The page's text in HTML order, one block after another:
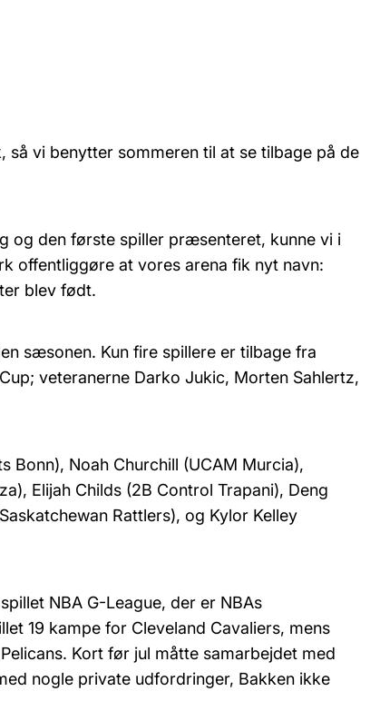
vi benytter sommeren til at se tilbage på de
og den første spiller præsenteret, kunne vi i
offentliggøre at vores arena fik nyt navn:
blev født.
sæsonen. Kun fire spillere er tilbage fra
veteranerne Darko Jukic, Morten Sahlertz,
Bonn), Noah Churchill (UCAM Murcia),
Elijah Childs (2B Control Trapani), Deng
Rattlers), og Kylor Kelley
NBA G-League, der er NBAs
19 kampe for Cleveland Cavaliers, mens
Kort før jul måtte samarbejdet med
nogle private udfordringer, Bakken ikke